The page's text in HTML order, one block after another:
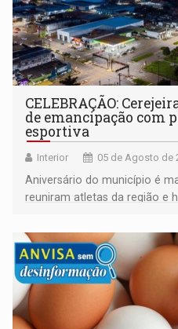
CELEBRAÇÃO:
de emancipação com
esportiva
Interior 05 de Agosto de
Aniversário do município é
reuniram atletas da região e